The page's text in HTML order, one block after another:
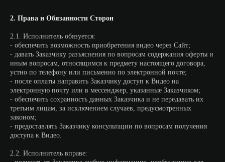
2. Права и Обязанности Сторон
2.1. Исполнитель обязуется:
- обеспечить возможность приобретения видео через Сайт;
- давать Заказчику разъяснения по вопросам содержания оферты и
иным вопросам, относящимся к предмету настоящего договора,
устно по телефону или письменно по электронной почте;
- после оплаты направить Заказчику доступ к Видео на
электронную почту или в мессенджер, указанные Заказчиком;
- обеспечить сохранность данных Заказчика и не передавать их
третьим лицам, за исключением случаев, предусмотренных
законом;
- предоставлять Заказчику консультации по вопросам получения
доступа к Видео.
2.2. Исполнитель вправе: